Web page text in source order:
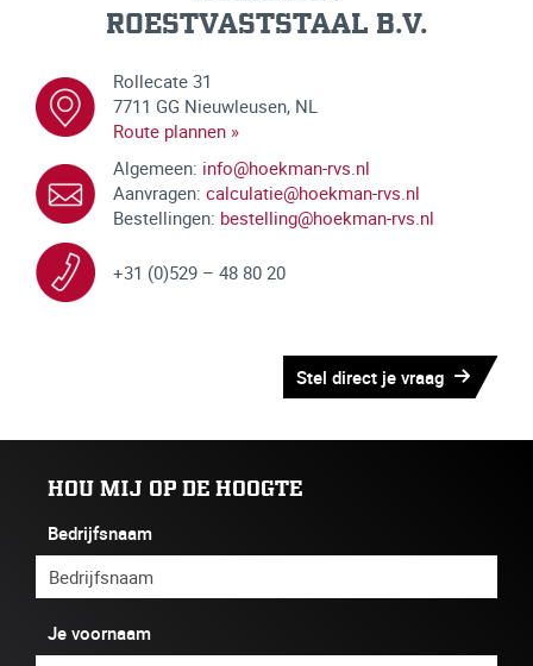
ROESTVASTSTAAL B.V.
Rollecate 31
7711 GG Nieuwleusen, NL
Route plannen »
Algemeen: info@hoekman-rvs.nl
Aanvragen: calculatie@hoekman-rvs.nl
Bestellingen: bestelling@hoekman-rvs.nl
+31 (0)529 – 48 80 20
Stel direct je vraag
HOU MIJ OP DE HOOGTE
Bedrijfsnaam
Je voornaam